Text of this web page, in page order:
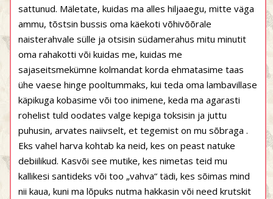
sattunud. Mäletate, kuidas ma alles hiljaaegu, mitte väga
ammu, tõstsin bussis oma käekoti võhivõõrale
naisterahvale sülle ja otsisin südamerahus mitu minutit
oma rahakotti või kuidas me, kuidas me
sajaseitsmekümne kolmandat korda ehmatasime taas
ühe vaese hinge pooltummaks, kui teda oma lambavillase
käpikuga kobasime või too inimene, keda ma agarasti
rohelist tuld oodates valge kepiga toksisin ja juttu
puhusin, arvates naiivselt, et tegemist on mu sõbraga .
Eks vahel harva kohtab ka neid, kes on peast natuke
debiilikud. Kasvõi see mutike, kes nimetas teid mu
kallikesi santideks või too „vahva“ tädi, kes sõimas mind
nii kaua, kuni ma lõpuks nutma hakkasin või need krutskit